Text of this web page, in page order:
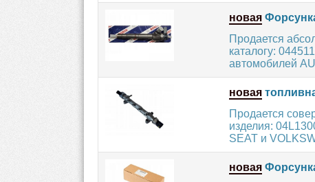
новая
Продается
каталогу:
автомобилей
новая
Продается
изделия:
SEAT и
новая